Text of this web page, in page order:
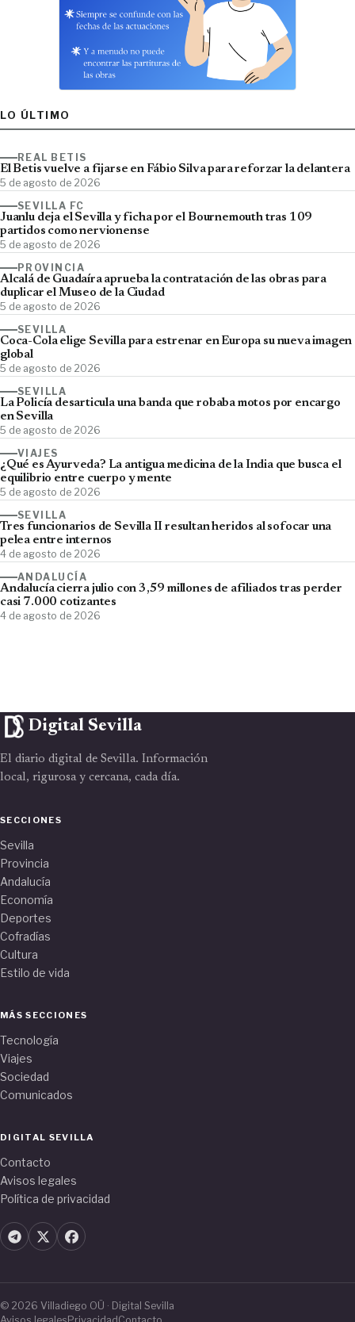
LO ÚLTIMO
REAL BETIS
El Betis vuelve a fijarse en Fábio Silva para reforzar la delantera
5 de agosto de 2026
SEVILLA FC
Juanlu deja el Sevilla y ficha por el Bournemouth tras 109
partidos como nervionense
5 de agosto de 2026
PROVINCIA
Alcalá de Guadaíra aprueba la contratación de las obras para
duplicar el Museo de la Ciudad
5 de agosto de 2026
SEVILLA
Coca-Cola elige Sevilla para estrenar en Europa su nueva imagen
global
5 de agosto de 2026
SEVILLA
La Policía desarticula una banda que robaba motos por encargo
en Sevilla
5 de agosto de 2026
VIAJES
¿Qué es Ayurveda? La antigua medicina de la India que busca el
equilibrio entre cuerpo y mente
5 de agosto de 2026
SEVILLA
Tres funcionarios de Sevilla II resultan heridos al sofocar una
pelea entre internos
4 de agosto de 2026
ANDALUCÍA
Andalucía cierra julio con 3,59 millones de afiliados tras perder
casi 7.000 cotizantes
4 de agosto de 2026
Digital Sevilla
El diario digital de Sevilla. Información
local, rigurosa y cercana, cada día.
SECCIONES
Sevilla
Provincia
Andalucía
Economía
Deportes
Cofradías
Cultura
Estilo de vida
MÁS SECCIONES
Tecnología
Viajes
Sociedad
Comunicados
DIGITAL SEVILLA
Contacto
Avisos legales
Política de privacidad
© 2026 Villadiego OÜ · Digital Sevilla